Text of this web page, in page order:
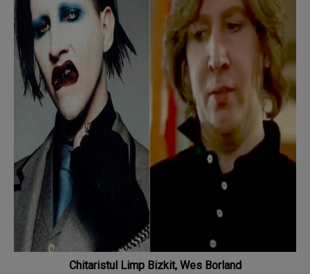
Chitaristul Limp Bizkit, Wes Borland